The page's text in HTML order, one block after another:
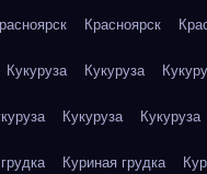
Красноярск
Кукуруза Кукуруза
Кукуруза Кукуруза
Куриная грудка